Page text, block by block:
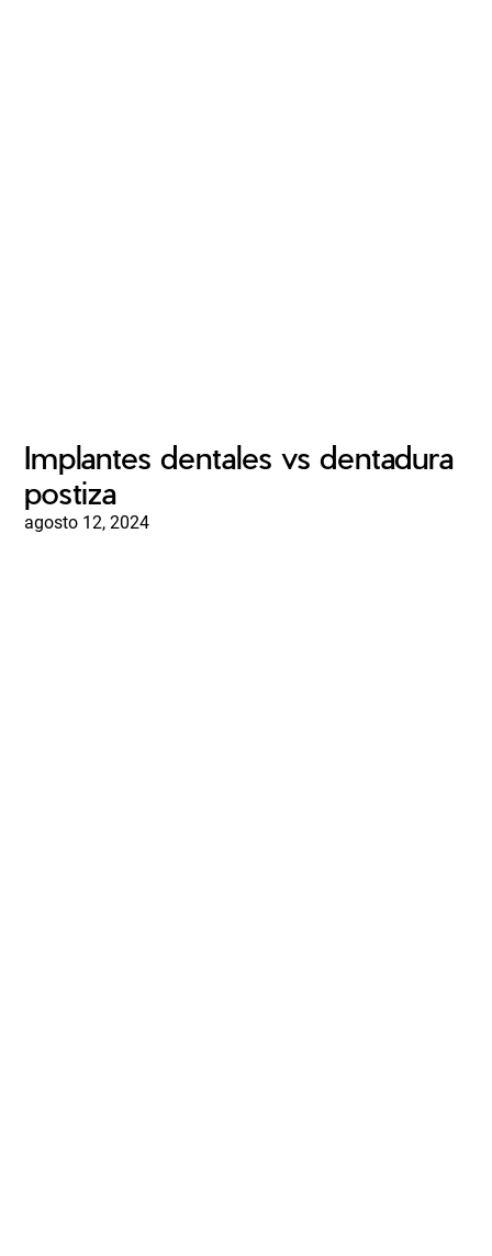
Implantes dentales vs dentadura
postiza
agosto 12, 2024